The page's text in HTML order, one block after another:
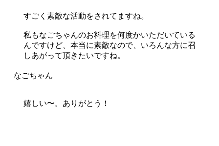
すごく素敵な活動をされてますね。
私もなごちゃんのお料理を何度かいただいている
んですけど、本当に素敵なので、いろんな方に召
しあがって頂きたいですね。
嬉しい〜。ありがとう！